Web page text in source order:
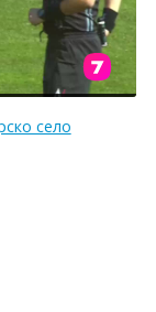
село